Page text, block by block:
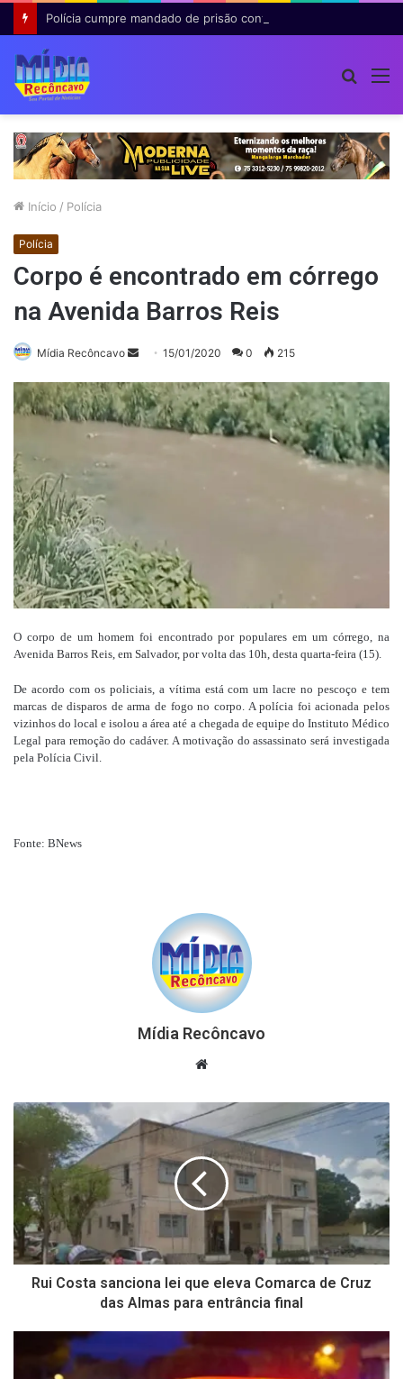
Início / Polícia
Polícia
Corpo é encontrado em córrego
na Avenida Barros Reis
Mídia Recôncavo
Mande
e-
mail
15/01/2020 0 215
O corpo de um homem foi encontrado por populares em um córrego, na
Avenida Barros Reis, em Salvador, por volta das 10h, desta quarta-feira (15).
De acordo com os policiais, a vítima está com um lacre no pescoço e tem
marcas de disparos de arma de fogo no corpo. A polícia foi acionada pelos
vizinhos do local e isolou a área até a chegada de equipe do Instituto Médico
Legal para remoção do cadáver. A motivação do assassinato será investigada
pela Polícia Civil.
Fonte: BNews
Mídia Recôncavo
Website
Rui Costa sanciona lei que eleva Comarca de Cruz
das Almas para entrância final